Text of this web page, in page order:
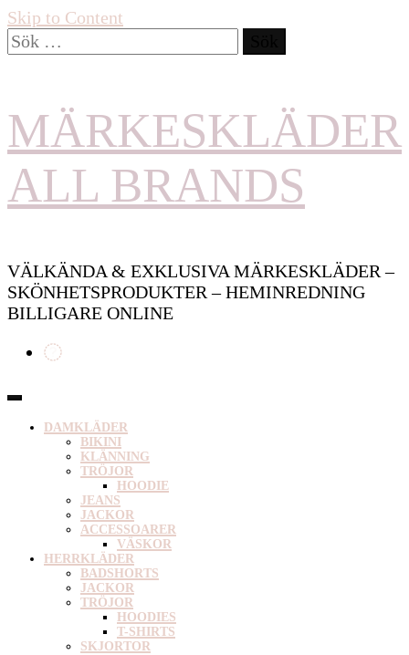
Skip to Content
Sök
efter:
MÄRKESKLÄDER
ALL BRANDS
VÄLKÄNDA & EXKLUSIVA MÄRKESKLÄDER –
SKÖNHETSPRODUKTER – HEMINREDNING
BILLIGARE ONLINE
DAMKLÄDER
BIKINI
KLÄNNING
TRÖJOR
HOODIE
JEANS
JACKOR
ACCESSOARER
VÄSKOR
HERRKLÄDER
BADSHORTS
JACKOR
TRÖJOR
HOODIES
T-SHIRTS
SKJORTOR